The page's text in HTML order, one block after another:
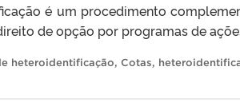
é um procedimento
de opção por programas de
heteroidentificação, Cotas,